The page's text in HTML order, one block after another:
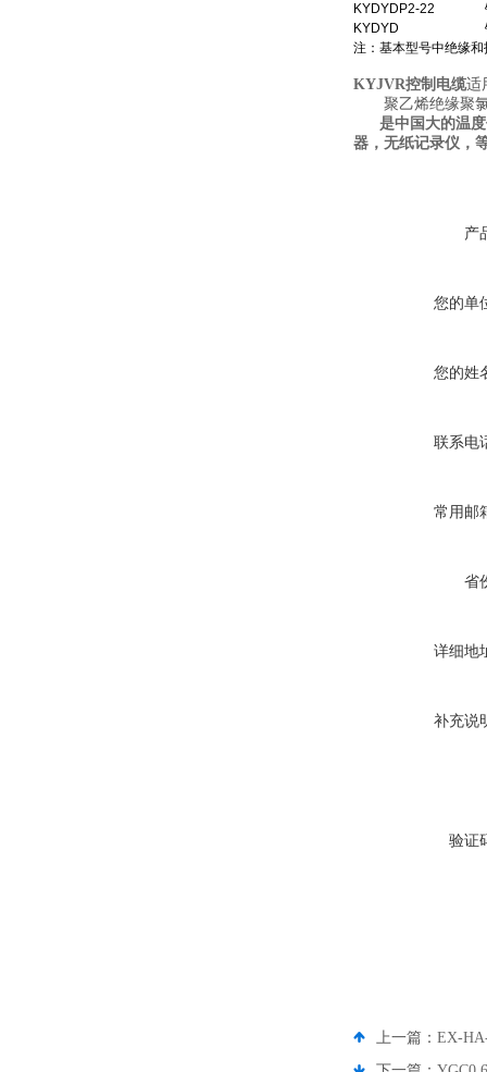
KYDYDP2-22
KYDYD
注：基本型号中绝缘
KYJVR控制电缆适
聚乙烯绝缘聚氯
是中国大的温
器，无纸记录仪，
产
您的单
您的姓
联系电
常用邮
省
详细地
补充说
验证
上一篇： EX-